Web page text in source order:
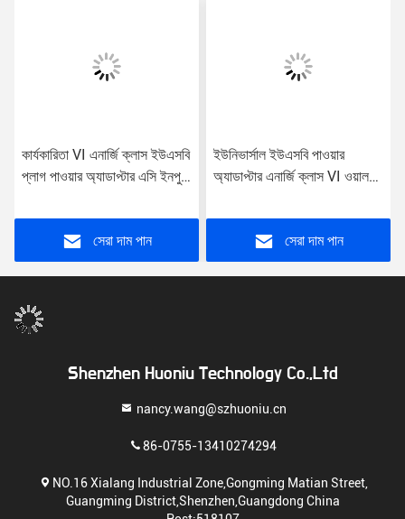
কার্যকারিতা VI এনার্জি ক্লাস ইউএসবি
প্লাগ পাওয়ার অ্যাডাপ্টার এসি ইনপুট
সেরা দাম পান
ইউনিভার্সাল ইউএসবি পাওয়ার
অ্যাডাপ্টার এনার্জি ক্লাস VI ওয়াল
সেরা দাম পান
Shenzhen Huoniu Technology Co.,Ltd
nancy.wang@szhuoniu.cn
86-0755-13410274294
NO.16 Xialang Industrial Zone,Gongming Matian Street,
Guangming District,Shenzhen,Guangdong China